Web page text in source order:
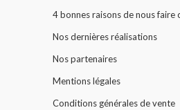
4 bonnes raisons de nous faire
Nos dernières réalisations
Nos partenaires
Mentions légales
Conditions générales de vente